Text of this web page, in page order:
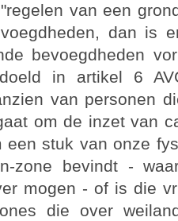
van een
dan is
bevoegdheden
in artikel 6
van personen
om de inzet van
een stuk van onze
zone bevindt -
mogen - of is die
die over